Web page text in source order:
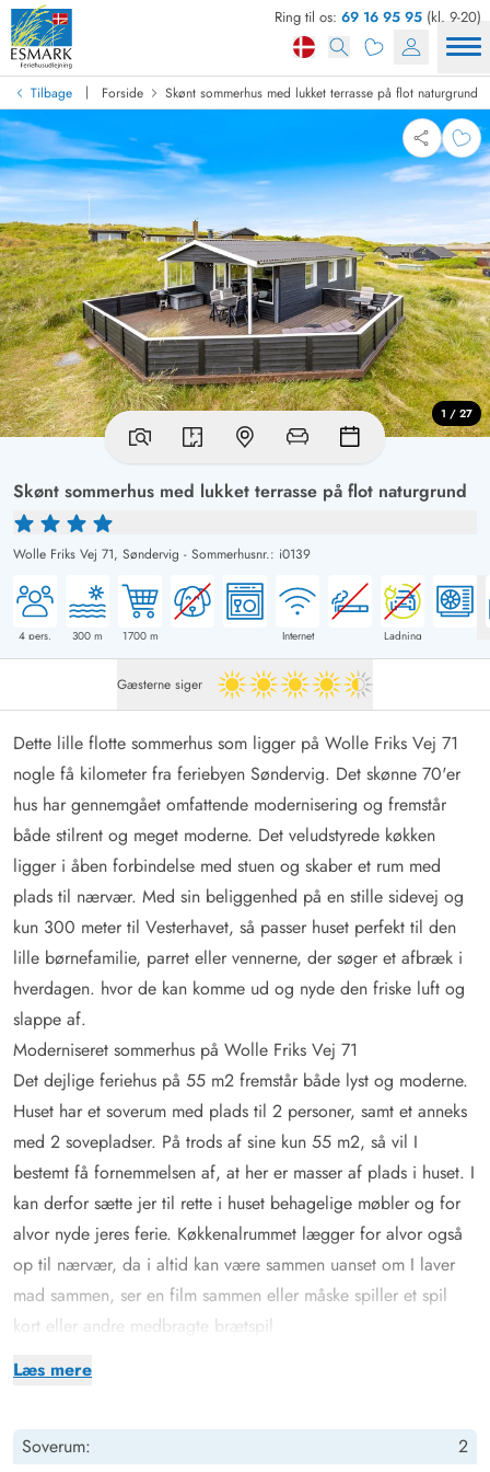
Ring til os: 69 16 95 95 (kl. 9-20)
Tilbage | Forside Skønt sommerhus med lukket terrasse på flot naturgrund
Skønt sommerhus med lukket terrasse på flot naturgrund
Wolle Friks Vej 71, Søndervig - Sommerhusnr.: i0139
4 pers. 300 m 1700m Internet Ladning
1 / 27
Gæsterne siger 4.5 ud af 5
Læs mere
Dette lille flotte sommerhus som ligger på Wolle Friks Vej 71
nogle få kilometer fra feriebyen Søndervig. Det skønne 70'er
hus har gennemgået omfattende modernisering og fremstår
både stilrent og meget moderne. Det veludstyrede køkken
ligger i åben forbindelse med stuen og skaber et rum med
plads til nærvær. Med sin beliggenhed på en stille sidevej og
kun 300 meter til Vesterhavet, så passer huset perfekt til den
lille børnefamilie, parret eller vennerne, der søger et afbræk i
hverdagen. hvor de kan komme ud og nyde den friske luft og
slappe af.
Moderniseret sommerhus på Wolle Friks Vej 71
Det dejlige feriehus på 55 m2 fremstår både lyst og moderne.
Huset har et soverum med plads til 2 personer, samt et anneks
med 2 sovepladser. På trods af sine kun 55 m2, så vil I
bestemt få fornemmelsen af, at her er masser af plads i huset. I
kan derfor sætte jer til rette i huset behagelige møbler og for
alvor nyde jeres ferie. Køkkenalrummet lægger for alvor også
op til nærvær, da i altid kan være sammen uanset om I laver
mad sammen, ser en film sammen eller måske spiller et spil
kort eller andre medbragte brætspil
Dejlig, lukket terrasse på flot naturgrund tæt på Vesterhavet
lidt længere. Hele terrassen er indhegnet, så I kan roligt sætte
Soverum:
2